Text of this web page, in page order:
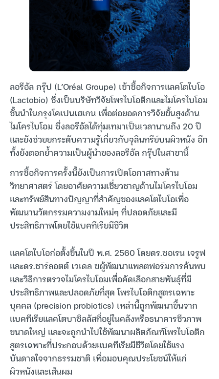
ลอรีอัล กรุ๊ป (L’Oréal Groupe) เข้าซื้อกิจการแลคโตไบโอ
(Lactobio) ซึ่งเป็นบริษัทวิจัยโพรไบโอติกและไมโครไบโอม
ชั้นนำในกรุงโคเปนเฮเกน เพื่อต่อยอดการวิจัยขั้นสูงด้าน
ไมโครไบโอม ซึ่งลอรีอัลได้ทุ่มเทมาเป็นเวลานานถึง 20 ปี
และยังช่วยยกระดับความรู้เกี่ยวกับจุลินทรีย์บนผิวหนัง อีก
ทั้งยังตอกย้ำความเป็นผู้นำของลอรีอัล กรุ๊ปในสาขานี้
การซื้อกิจการครั้งนี้ยังเป็นการเปิดโอกาสทางด้าน
วิทยาศาสตร์ โดยอาศัยความเชี่ยวชาญด้านไมโครไบโอม
และทรัพย์สินทางปัญญาที่สำคัญของแลคโตไบโอเพื่อ
พัฒนานวัตกรรมความงามใหม่ๆ ที่ปลอดภัยและมี
ประสิทธิภาพโดยใช้แบคทีเรียมีชีวิต
แลคโตไบโอก่อตั้งขึ้นในปี พ.ศ. 2560 โดยดร.ซอเรน เจรูฟ
และดร.ชาร์ลอตต์ เวเดล ฃผู้พัฒนาแพลตฟอร์มการค้นพบ
และวิธีการตรวจไมโครไบโอมเพื่อคัดเลือกสายพันธุ์ที่มี
ประสิทธิภาพและปลอดภัยที่สุด โพรไบโอติกสูตรเฉพาะ
บุคคล (precision probiotics) เหล่านี้ถูกพัฒนาขึ้นจาก
แบคทีเรียแลคโตบาซิลลัสที่อยู่ในคลังหรือธนาคารชีวภาพ
ขนาดใหญ่ และจะถูกนำไปใช้พัฒนาผลิตภัณฑ์โพรไบโอติก
สูตรเฉพาะที่ประกอบด้วยแบคทีเรียมีชีวิตโดยใช้แรง
บันดาลใจจากธรรมชาติ เพื่อมอบคุณประโยชน์ให้แก่
ผิวหนังและเส้นผม